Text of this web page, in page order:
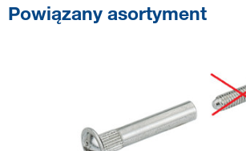
Powiązany asortyment